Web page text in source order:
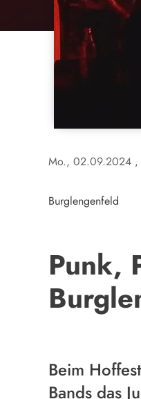
Mo., 02.09.2024 ,
Burglengenfeld
Punk,
Beim
Bands das